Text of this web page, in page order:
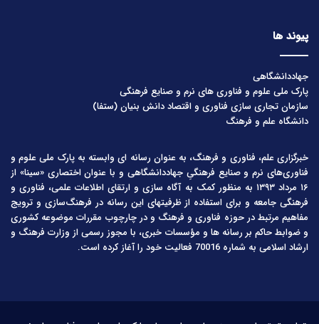
پیوند ها
جهاددانشگاهی
پارک ملی علوم و فناوری های نرم و صنایع فرهنگی
سازمان تجاری سازی فناوری و اقتصاد دانش بنیان (ستفا)
دانشگاه علم و فرهنگ
خبرگزاری علم، فناوری و فرهنگ، به عنوان رسانه ای وابسته به پارک ملی علوم و
فناوری‌های نرم و صنایع فرهنگیِ جهاددانشگاهی و با عنوان اختصاری «سینا» از
۱۶ مرداد ۱۳۹۳ به منظور کمک به آگاه سازی و ارتقای اطلاعات علمی، فناوری و
فرهنگی جامعه و برای استفاده از ظرفیتهای این رسانه در فرهنگ‌سازی و ترویج
مفاهیم مرتبط در حوزه فناوری و فرهنگ و در چارچوب مقررات موضوعه کشوری
و ضوابط حاکم بر رسانه ها و مؤسسات خبری، با مجوز رسمی از وزارت فرهنگ و
ارشاد اسلامی به شماره 70016 فعالیت خود را آغاز کرده است.